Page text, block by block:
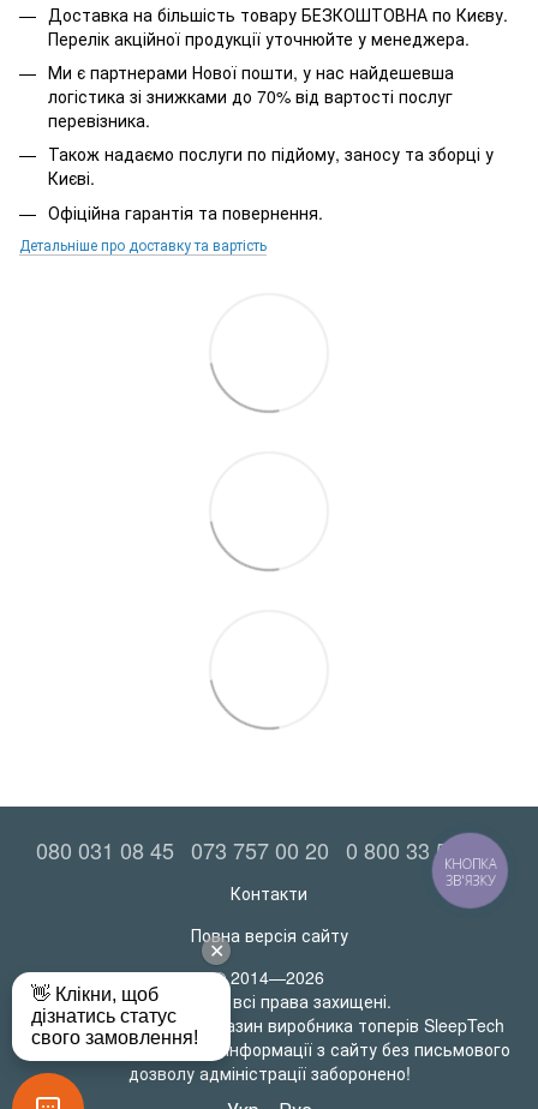
Доставка на більшість товару БЕЗКОШТОВНА по Києву.
Перелік акційної продукції уточнюйте у менеджера.
Ми є партнерами Нової пошти, у нас найдешевша
логістика зі знижками до 70% від вартості послуг
перевізника.
Також надаємо послуги по підйому, заносу та зборці у
Києві.
Офіційна гарантія та повернення.
Детальніше про доставку та вартість
080 031 08 45 073 757 00 20 0 800 33 52 06
Контакти
Повна версія сайту
© 2014—2026
MatrasRoll всі права захищені.
Офіційний інтернет-магазин виробника топерів SleepTech
Будь-яке використання інформації з сайту без письмового
дозволу адміністрації заборонено!
КНОПКА
ЗВ'ЯЗКУ